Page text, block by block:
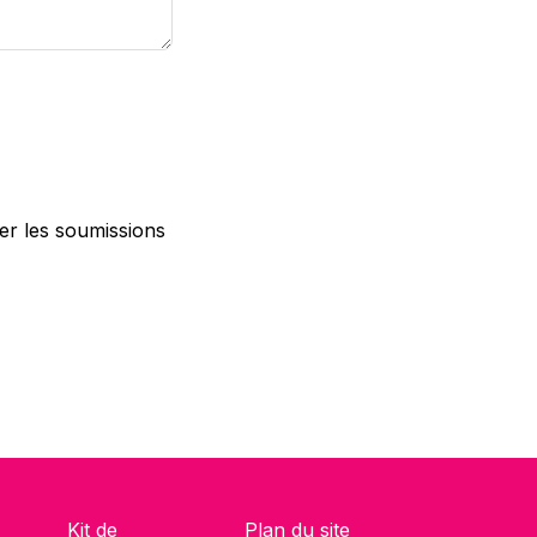
les soumissions
Kit de Plan du site